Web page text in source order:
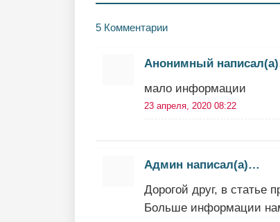
5 Комментарии
Анонимный
мало информации
23 апреля, 2020 08:22
Админ написал(а)…
Дорогой друг, в статье
Больше информации